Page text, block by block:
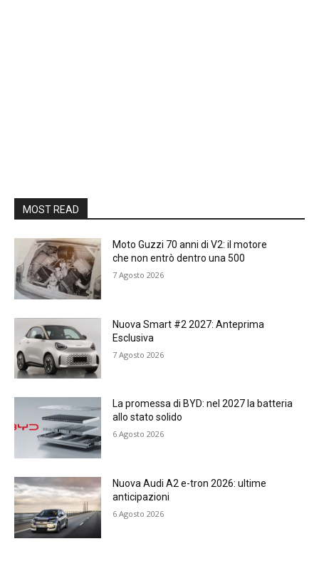
MOST READ
Moto Guzzi 70 anni di V2: il motore
che non entrò dentro una 500
7 Agosto 2026
Nuova Smart #2 2027: Anteprima
Esclusiva
7 Agosto 2026
La promessa di BYD: nel 2027 la batteria
allo stato solido
6 Agosto 2026
Nuova Audi A2 e-tron 2026: ultime
anticipazioni
6 Agosto 2026